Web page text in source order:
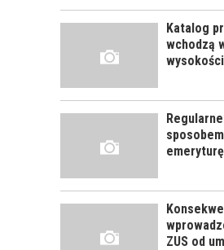
WYGLĄDAĆ
PRAWIDŁOWE
SZKOLENIE
ROZWÓJ
PRACOWNIKA -
NIEGO DBAĆ?
Katalog
wchodzą
emeryturę
ZUS od